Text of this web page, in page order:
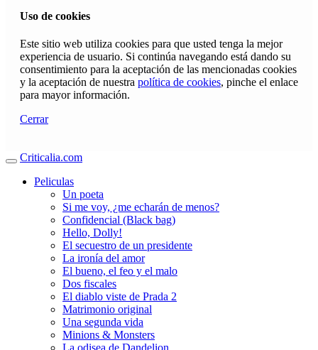
Uso de cookies
Este sitio web utiliza cookies para que usted tenga la mejor
experiencia de usuario. Si continúa navegando está dando su
consentimiento para la aceptación de las mencionadas cookies
y la aceptación de nuestra política de cookies, pinche el enlace
para mayor información.
Cerrar
Criticalia.com
Peliculas
Un poeta
Si me voy, ¿me echarán de menos?
Confidencial (Black bag)
Hello, Dolly!
El secuestro de un presidente
La ironía del amor
El bueno, el feo y el malo
Dos fiscales
El diablo viste de Prada 2
Matrimonio original
Una segunda vida
Minions & Monsters